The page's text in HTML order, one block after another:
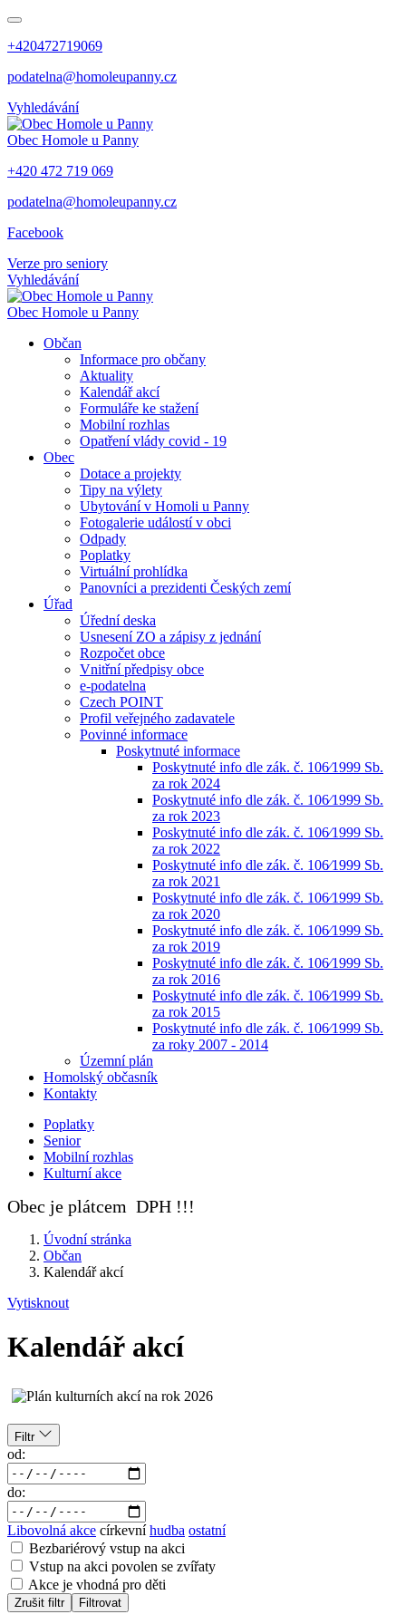
+420472719069
podatelna@homoleupanny.cz
Vyhledávání
Obec Homole u Panny
+420 472 719 069
podatelna@homoleupanny.cz
Facebook
Verze pro seniory
Vyhledávání
Obec Homole u Panny
Občan
Informace pro občany
Aktuality
Kalendář akcí
Formuláře ke stažení
Mobilní rozhlas
Opatření vlády covid - 19
Obec
Dotace a projekty
Tipy na výlety
Ubytování v Homoli u Panny
Fotogalerie událostí v obci
Odpady
Poplatky
Virtuální prohlídka
Panovníci a prezidenti Českých zemí
Úřad
Úřední deska
Usnesení ZO a zápisy z jednání
Rozpočet obce
Vnitřní předpisy obce
e-podatelna
Czech POINT
Profil veřejného zadavatele
Povinné informace
Poskytnuté informace
Poskytnuté info dle zák. č. 106⁄1999 Sb.
za rok 2024
Poskytnuté info dle zák. č. 106⁄1999 Sb.
za rok 2023
Poskytnuté info dle zák. č. 106⁄1999 Sb.
za rok 2022
Poskytnuté info dle zák. č. 106⁄1999 Sb.
za rok 2021
Poskytnuté info dle zák. č. 106⁄1999 Sb.
za rok 2020
Poskytnuté info dle zák. č. 106⁄1999 Sb.
za rok 2019
Poskytnuté info dle zák. č. 106⁄1999 Sb.
za rok 2016
Poskytnuté info dle zák. č. 106⁄1999 Sb.
za rok 2015
Poskytnuté info dle zák. č. 106⁄1999 Sb.
za roky 2007 - 2014
Územní plán
Homolský občasník
Kontakty
Poplatky
Senior
Mobilní rozhlas
Kulturní akce
Obec je plátcem DPH !!!
Úvodní stránka
Občan
Kalendář akcí
Vytisknout
Kalendář akcí
Filtr
od:
do:
Libovolná akce církevní hudba ostatní
Bezbariérový vstup na akci
Vstup na akci povolen se zvířaty
Akce je vhodná pro děti
Zrušit filtr Filtrovat